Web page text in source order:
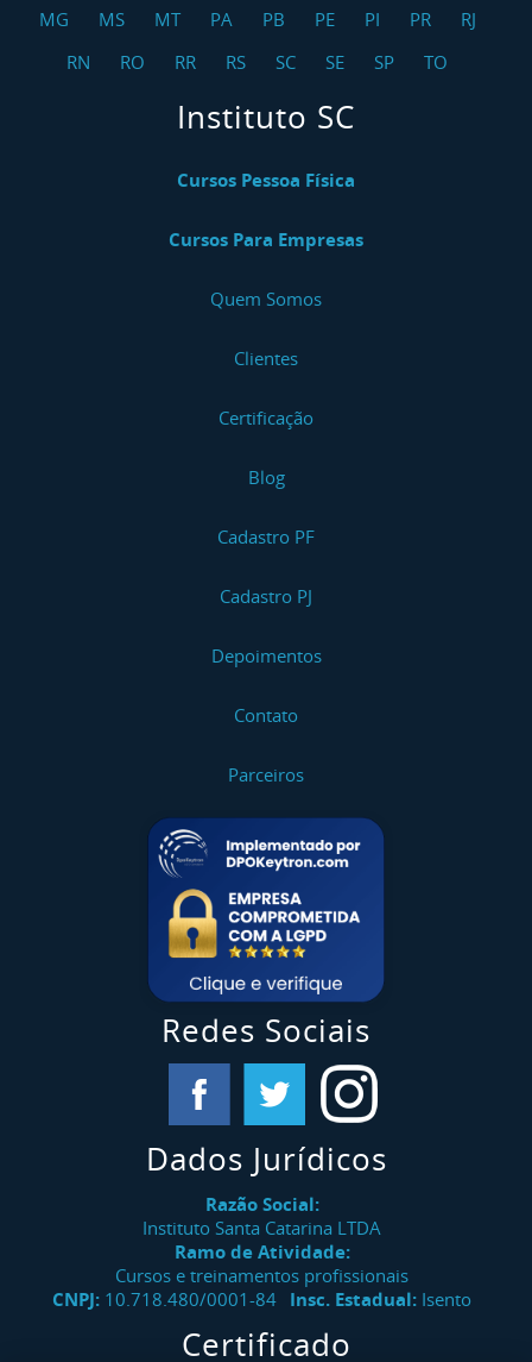
MG
MS MT PA PB PE PI PR
RJ
RN
RO RR RS SC SE SP TO
Instituto SC
Cursos Pessoa Física
Cursos Para Empresas
Quem Somos
Clientes
Certificação
Blog
Cadastro PF
Cadastro PJ
Depoimentos
Contato
Parceiros
Redes Sociais
Dados Jurídicos
Razão Social:
Instituto Santa Catarina LTDA
Ramo de Atividade:
Cursos e treinamentos profissionais
CNPJ: 10.718.480/0001-84 Insc. Estadual: Isento
Certificado